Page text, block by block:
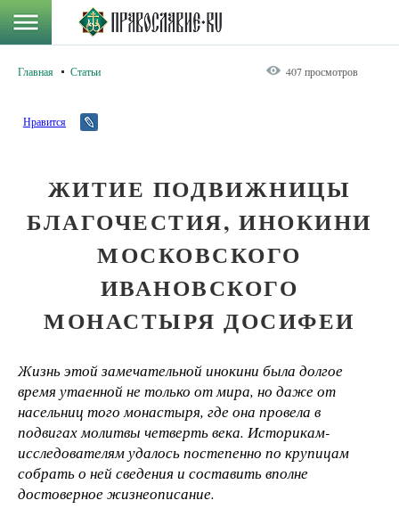
Главная Статьи 407 просмотров
Нравится
ЖИТИЕ ПОДВИЖНИЦЫ
БЛАГОЧЕСТИЯ, ИНОКИНИ
МОСКОВСКОГО
ИВАНОВСКОГО
МОНАСТЫРЯ ДОСИФЕИ
Жизнь этой замечательной инокини была долгое
время утаенной не только от мира, но даже от
насельниц того монастыря, где она провела в
подвигах молитвы четверть века. Историкам-
исследователям удалось постепенно по крупицам
собрать о ней сведения и составить вполне
достоверное жизнеописание.